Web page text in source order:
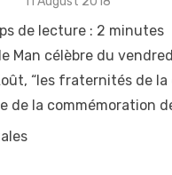
de lecture : 2 minutes
Man célèbre du
“les fraternités de la
de la commémoration